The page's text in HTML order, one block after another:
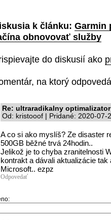
k článku: Garmin
obnovovať služby
do diskusií ako
na ktorý
Re: ultraradikalny
Od: kristooof | Pridané: 2020-07-
A co si ako myslíš? Ze disaster
500GB běžné trvá 24hodin..
Jelikož je to chyba zranitelnosti
kontrakt a dávali aktualizácie
Microsoft.. ezpz
Odpovedať